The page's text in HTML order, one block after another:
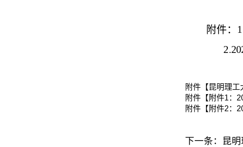
附件： 1
2.
附件【昆明理工
附件【 附件1：
附件【 附件2：
下一条： 昆